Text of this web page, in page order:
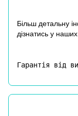
Більш детальну
дізнатись у
Гарантія від